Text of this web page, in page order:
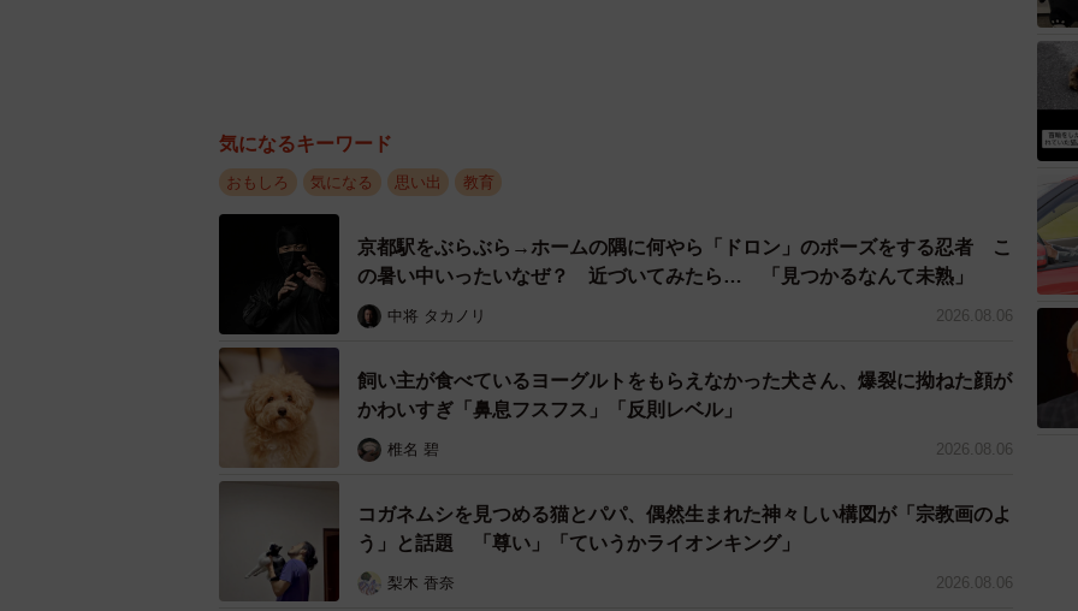
気になるキーワード
おもしろ 気になる 思い出 教育
京都駅をぶらぶら→ホームの隅に何やら「ドロン」のポーズをする忍者 こ
の暑い中いったいなぜ？ 近づいてみたら… 「見つかるなんて未熟」
中将 タカノリ 2026.08.06
飼い主が食べているヨーグルトをもらえなかった犬さん、爆裂に拗ねた顔が
かわいすぎ「鼻息フスフス」「反則レベル」
椎名 碧 2026.08.06
コガネムシを見つめる猫とパパ、偶然生まれた神々しい構図が「宗教画のよ
う」と話題 「尊い」「ていうかライオンキング」
梨木 香奈 2026.08.06